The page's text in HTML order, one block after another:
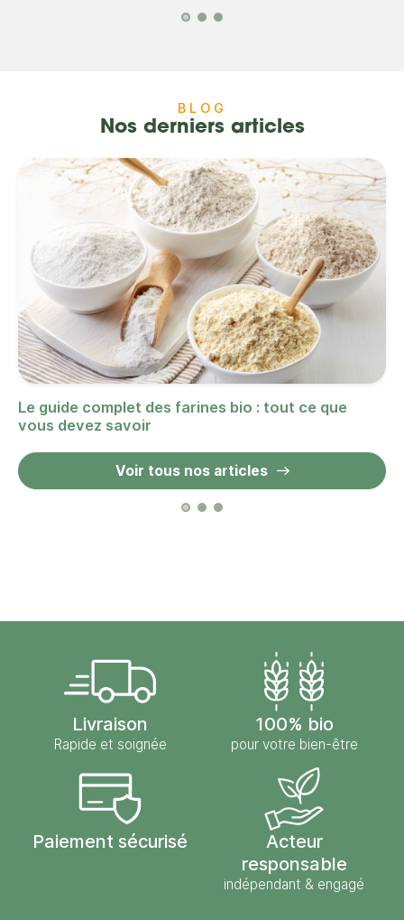
BLOG
Nos derniers articles
Le guide complet des farines bio : tout ce que
vous devez savoir
Voir tous nos articles
Livraison
Rapide et soignée
100% bio
pour votre bien-être
Paiement sécurisé
Acteur
responsable
indépendant & engagé